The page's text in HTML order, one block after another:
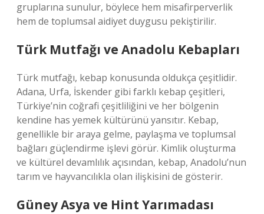
gruplarına sunulur, böylece hem misafirperverlik
hem de toplumsal aidiyet duygusu pekiştirilir.
Türk Mutfağı ve Anadolu Kebapları
Türk mutfağı, kebap konusunda oldukça çeşitlidir.
Adana, Urfa, İskender gibi farklı kebap çeşitleri,
Türkiye’nin coğrafi çeşitliliğini ve her bölgenin
kendine has yemek kültürünü yansıtır. Kebap,
genellikle bir araya gelme, paylaşma ve toplumsal
bağları güçlendirme işlevi görür. Kimlik oluşturma
ve kültürel devamlılık açısından, kebap, Anadolu’nun
tarım ve hayvancılıkla olan ilişkisini de gösterir.
Güney Asya ve Hint Yarımadası